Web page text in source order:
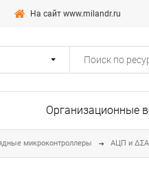
На сайт www.milandr.ru
Организационные
микроконтроллеры АЦП и